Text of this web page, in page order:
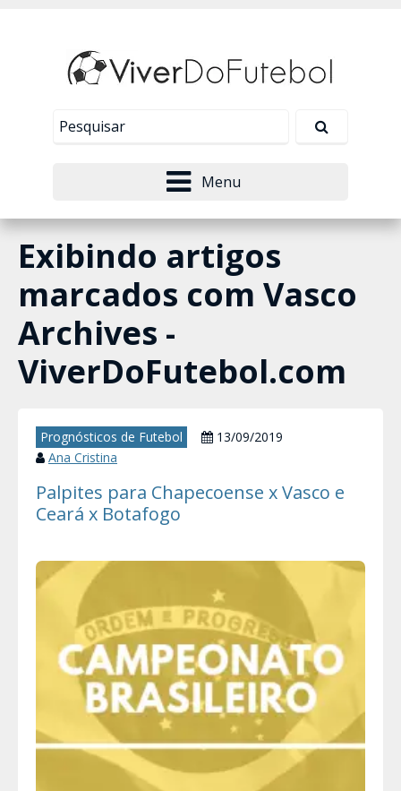
Menu
Exibindo artigos
marcados com Vasco
Archives -
ViverDoFutebol.com
Prognósticos de Futebol
13/09/2019
Ana Cristina
Palpites para Chapecoense x Vasco e
Ceará x Botafogo